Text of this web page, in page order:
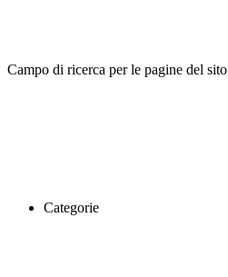
Campo di ricerca per le pagine del sito
Categorie